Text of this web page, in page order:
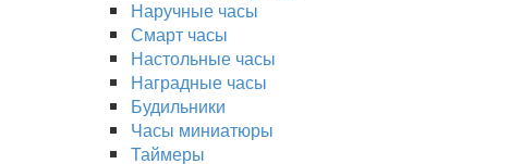
Наручные часы
Смарт часы
Настольные часы
Наградные часы
Будильники
Часы миниатюры
Таймеры